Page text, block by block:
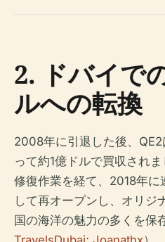
2. ドバイで
ルへの転換
2008年に引退した後、
って約1億ドルで買収され
修復作業を経て、2018年に
して再オープンし、オリジ
国の海洋の魅力の多くを保